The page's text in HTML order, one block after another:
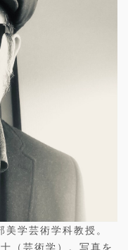
学芸術学科教授。
（芸術学）。写真を